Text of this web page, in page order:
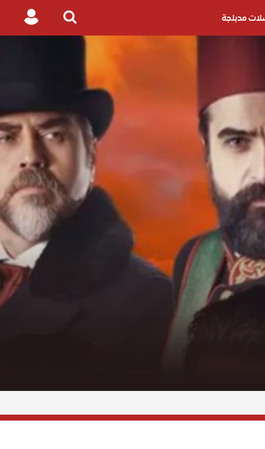
مدبلجة
Search
Login